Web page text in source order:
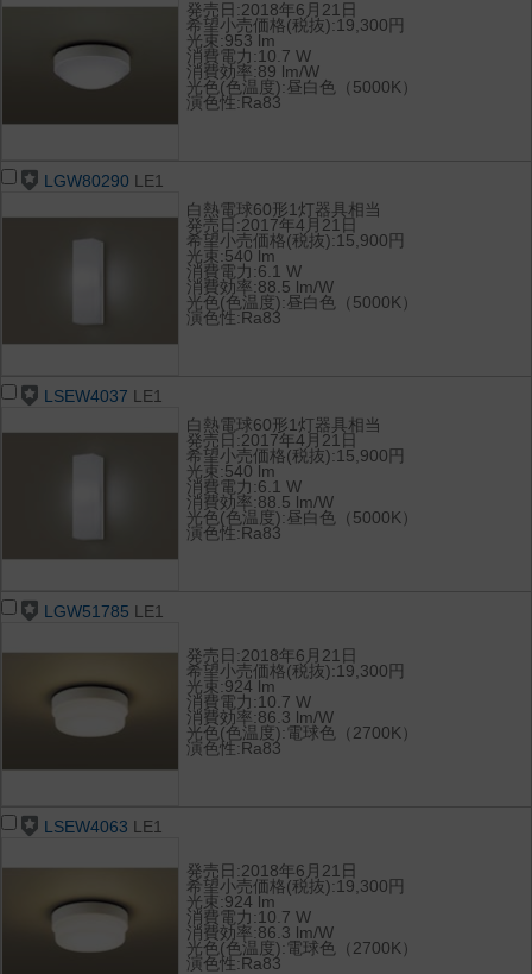
発売日:2018年6月21日
希望小売価格(税抜):19,300円
光束:953 lm
消費電力:10.7 W
消費効率:89 lm/W
光色(色温度):昼白色（5000K）
演色性:Ra83
LGW80290 LE1
白熱電球60形1灯器具相当
発売日:2017年4月21日
希望小売価格(税抜):15,900円
光束:540 lm
消費電力:6.1 W
消費効率:88.5 lm/W
光色(色温度):昼白色（5000K）
演色性:Ra83
LSEW4037 LE1
白熱電球60形1灯器具相当
発売日:2017年4月21日
希望小売価格(税抜):15,900円
光束:540 lm
消費電力:6.1 W
消費効率:88.5 lm/W
光色(色温度):昼白色（5000K）
演色性:Ra83
LGW51785 LE1
発売日:2018年6月21日
希望小売価格(税抜):19,300円
光束:924 lm
消費電力:10.7 W
消費効率:86.3 lm/W
光色(色温度):電球色（2700K）
演色性:Ra83
LSEW4063 LE1
発売日:2018年6月21日
希望小売価格(税抜):19,300円
光束:924 lm
消費電力:10.7 W
消費効率:86.3 lm/W
光色(色温度):電球色（2700K）
演色性:Ra83